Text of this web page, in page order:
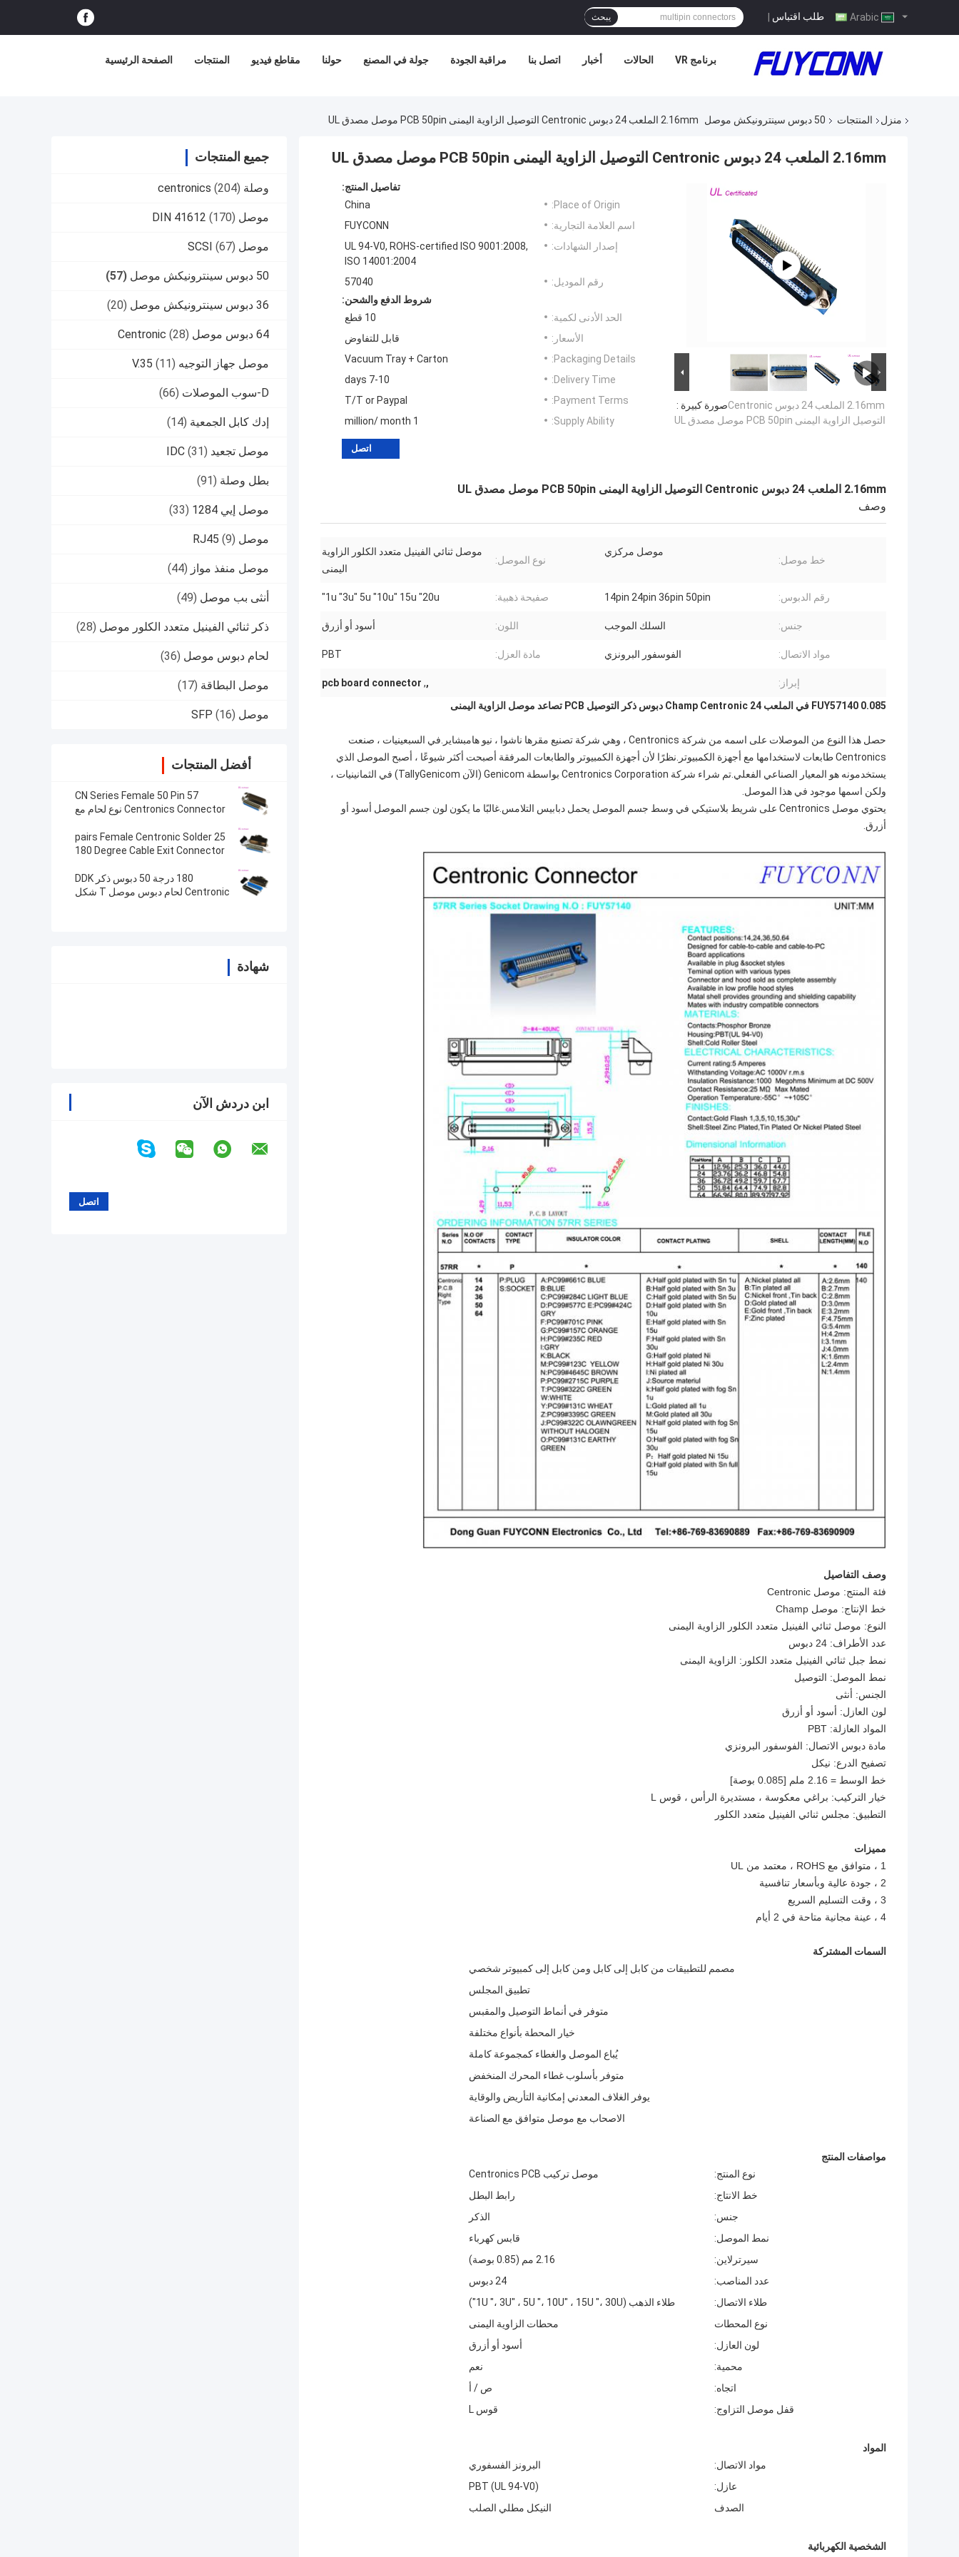
طلب اقتباس | يبحث
الصفحة الرئيسية المنتجات مقاطع فيديو حولنا جولة في المصنع مراقبة الجودة اتصل بنا أخبار الحالات برنامج VR
منزل المنتجات 50 دبوس سينترونيكش موصل 2.16mm الملعب 24 دبوس Centronic التوصيل الزاوية اليمنى PCB 50pin موصل مصدق UL
جميع المنتجات
وصلة centronics (204)
موصل DIN 41612 (170)
موصل SCSI (67)
50 دبوس سينترونيكش موصل (57)
36 دبوس سينترونيكش موصل (20)
64 دبوس موصل Centronic (28)
موصل جهاز التوجيه V.35 (11)
D-سوب الموصلات (66)
إدك كابل الجمعية (14)
موصل تجعيد IDC (31)
بطل وصلة (91)
موصل إيي 1284 (33)
موصل RJ45 (9)
موصل منفذ مواز (44)
أنثى بب موصل (49)
ذكر ثنائي الفينيل متعدد الكلور موصل (28)
لحام دبوس موصل (36)
موصل البطاقة (17)
موصل SFP (16)
أفضل المنتجات
57 CN Series Female 50 Pin
Centronics Connector نوع لحام مع
25 pairs Female Centronic Solder
180 Degree Cable Exit Connector
180 درجة 50 دبوس ذكر DDK
Centronic لحام دبوس موصل T شكل
شهادة
ابن دردش الآن
2.16mm الملعب 24 دبوس Centronic التوصيل الزاوية اليمنى PCB 50pin موصل مصدق UL
صورة كبيرة :2.16mm الملعب 24 دبوس Centronic
التوصيل الزاوية اليمنى PCB 50pin موصل مصدق UL
تفاصيل المنتج:
Place of Origin:
China
اسم العلامة التجارية:
FUYCONN
إصدار الشهادات:
UL 94-V0, ROHS-certified ISO 9001:2008,
ISO 14001:2004
رقم الموديل:
57040
شروط الدفع والشحن:
الحد الأدنى لكمية:
10 قطع
الأسعار:
قابل للتفاوض
Packaging Details:
Vacuum Tray + Carton
Delivery Time:
7-10 days
Payment Terms:
T/T or Paypal
Supply Ability:
1 million/ month
اتصل
2.16mm الملعب 24 دبوس Centronic التوصيل الزاوية اليمنى PCB 50pin موصل مصدق UL
وصف
خط موصل:
موصل مركزي
نوع الموصل:
موصل ثنائي الفينيل متعدد الكلور الزاوية
اليمنى
رقم الدبوس: 14pin 24pin 36pin 50pin صفيحة ذهبية: 1u "3u" 5u "10u" 15u "20u"
جنس: السلك الموجب اللون: أسود أو أزرق
مواد الاتصال: الفوسفور البرونزي مادة العزل: PBT
إبراز: ,
,
pcb board connector
FUY57140 0.085 في الملعب Champ Centronic 24 دبوس ذكر التوصيل PCB تصاعد موصل الزاوية اليمنى
حصل هذا النوع من الموصلات على اسمه من شركة Centronics ، وهي شركة تصنيع مقرها ناشوا ، نيو هامبشاير.في السبعينيات ، صنعت
Centronics طابعات لاستخدامها مع أجهزة الكمبيوتر.نظرًا لأن أجهزة الكمبيوتر والطابعات المرفقة أصبحت أكثر شيوعًا ، أصبح الموصل الذي
يستخدمونه هو المعيار الصناعي الفعلي.تم شراء شركة Centronics Corporation بواسطة Genicom (الآن TallyGenicom) في الثمانينيات ،
ولكن اسمها موجود في هذا الموصل.
يحتوي موصل Centronics على شريط بلاستيكي في وسط جسم الموصل يحمل دبابيس التلامس.غالبًا ما يكون لون جسم الموصل أسود أو
أزرق.
وصف التفاصيل
فئة المنتج: موصل Centronic
خط الإنتاج: موصل Champ
النوع: موصل ثنائي الفينيل متعدد الكلور الزاوية اليمنى
عدد الأطراف: 24 دبوس
نمط جبل ثنائي الفينيل متعدد الكلور: الزاوية اليمنى
نمط الموصل: التوصيل
الجنس: أنثى
لون العازل: أسود أو أزرق
المواد العازلة: PBT
مادة دبوس الاتصال: الفوسفور البرونزي
تصفيح الدرع: نيكل
خط الوسط = 2.16 ملم [0.085 بوصة]
خيار التركيب: براغي معكوسة ، مستديرة الرأس ، قوس L
التطبيق: مجلس ثنائي الفينيل متعدد الكلور
مميزات
1 ، متوافق مع ROHS ، معتمد من UL
2 ، جودة عالية وبأسعار تنافسية
3 ، وقت التسليم السريع
4 ، عينة مجانية متاحة في 2 أيام
السمات المشتركة
مصمم للتطبيقات من كابل إلى كابل ومن كابل إلى كمبيوتر شخصي
تطبيق المجلس
متوفر في أنماط التوصيل والمقبس
خيار المحطة بأنواع مختلفة
يُباع الموصل والغطاء كمجموعة كاملة
متوفر بأسلوب غطاء المحرك المنخفض
يوفر الغلاف المعدني إمكانية التأريض والوقاية
الاصحاب مع موصل متوافق مع الصناعة
مواصفات المنتج
نوع المنتج:
موصل تركيب Centronics PCB
خط الانتاج:
رابط البطل
جنس:
الذكر
نمط الموصل:
قابس كهرباء
سيرترلاين:
2.16 مم (0.85 بوصة)
عدد المناصب:
24 دبوس
طلاء الاتصال:
طلاء الذهب (1U "، 3U" ، 5U "، 10U" ، 15U "، 30U")
نوع المحطات
محطات الزاوية اليمنى
لون العازل:
أسود أو أزرق
محمية:
نعم
اتجاه:
ص / أ
قفل موصل التزاوج:
قوس L
المواد
مواد الاتصال:
البرونز الفسفوري
عازل:
PBT (UL 94-V0)
الصدف
النيكل مطلي الصلب
الشخصية الكهربائية